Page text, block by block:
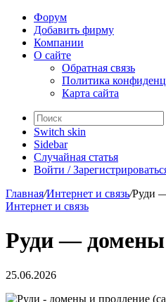
Форум
Добавить фирму
Компании
О сайте
Обратная связь
Политика
Карта сайта
Switch skin
Sidebar
Случайная статья
Войти /
Главная/Интернет и связь/Руди
Интернет и связь
Руди —
25.06.2026